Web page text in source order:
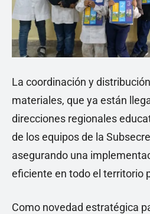
La coordinación y
materiales, que ya están
direcciones regionales
de los equipos de la
asegurando una
eficiente en todo el territorio
Como novedad estratégica